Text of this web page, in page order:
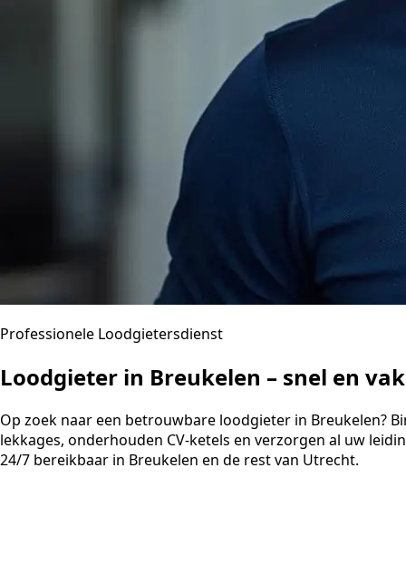
Professionele Loodgietersdienst
Loodgieter in Breukelen – snel en
Op zoek naar een betrouwbare loodgieter in Breukelen?
lekkages, onderhouden CV-ketels en verzorgen al uw
24/7 bereikbaar in Breukelen en de rest van Utrecht.